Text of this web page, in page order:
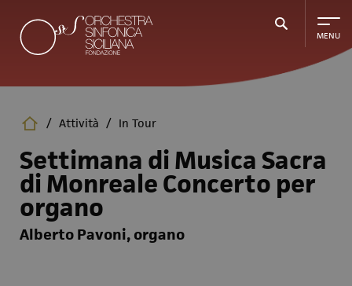
contenuto
principale
/ Attività / In Tour
Settimana di Musica Sacra
di Monreale Concerto per
organo
Alberto Pavoni, organo